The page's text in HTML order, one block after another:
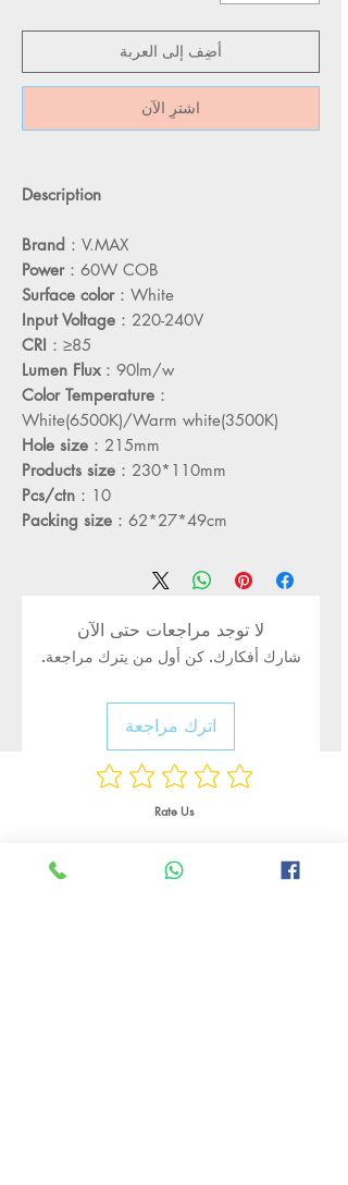
أضِف إلى العربة
اشترِ الآن
Brand ：V.MAX
Power：60W COB
Surface color：White
Input Voltage ：220-240V
CRI ：≥85
Lumen Flux：90lm/w
Color Temperature ：
White(6500K)/Warm white(3500K)
Hole size ：215mm
Products size ：230*110mm
Pcs/ctn ：10
Packing size ：62*27*49cm
لا توجد مراجعات حتى الآن
شارك أفكارك. كن أول من يترك مراجعة.
اترك مراجعة
Rate Us
منتجات ذات صلة